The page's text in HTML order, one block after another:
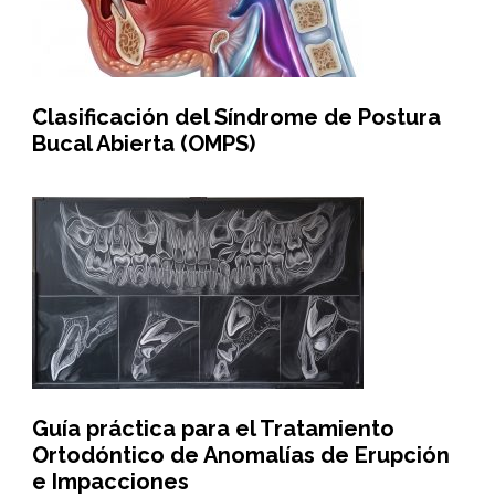
Clasificación del Síndrome de Postura
Bucal Abierta (OMPS)
Guía práctica para el Tratamiento
Ortodóntico de Anomalías de Erupción
e Impacciones